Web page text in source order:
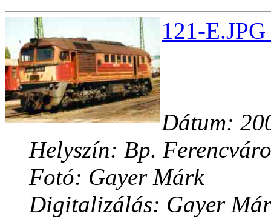
121-
Dátum:
Helyszín: Bp.
Fotó: Gayer Márk
Digitalizálás: Gayer